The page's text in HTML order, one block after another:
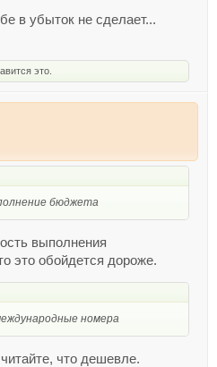
в убыток не сделает...
это.
бюджета
выполнения
это обойдется дороже.
номера
что дешевле.